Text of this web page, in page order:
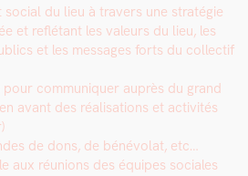
du lieu à tra­vers une stratégie
et reflé­tant les valeurs du lieu, les
et les mes­sages forts du col­lec­tif
pour com­mu­ni­quer auprès du grand
avant des réal­i­sa­tions et activ­ités
de dons, de bénévolat, etc…
aux réu­nions des équipes sociales